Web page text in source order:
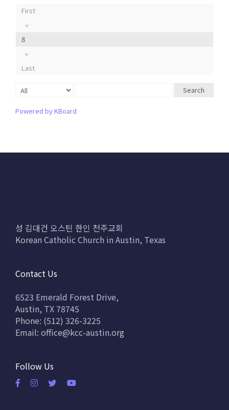
First
«
8
»
Last
Search
Powered by KBoard
성 김대건 오스틴 한인 천주교회
Korean Catholic Church in Austin, Texas
Contact Us
6523 Emerald Forest Drive,
Austin, TX 78745
Phone: (512) 326-3225
Email: office@kcc-austin.org
Follow Us